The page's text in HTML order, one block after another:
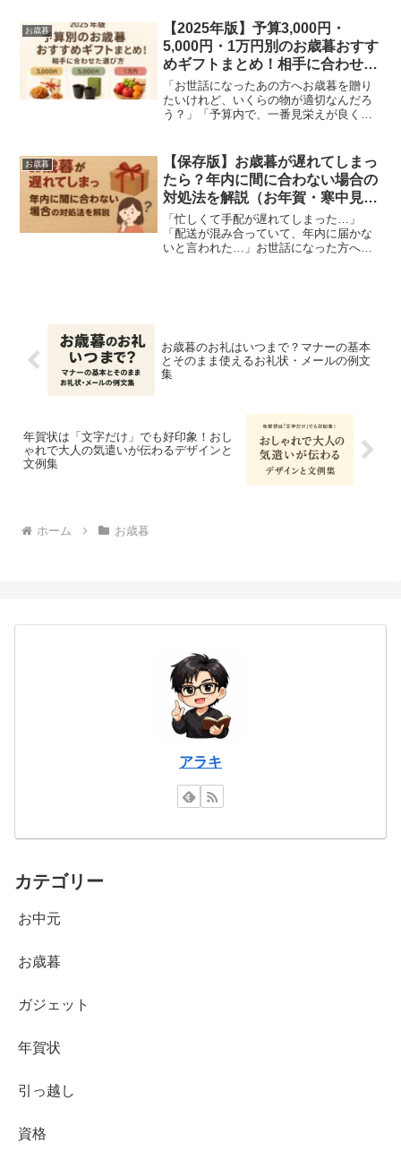
お返し（返礼品）の必要性などのマナー
も解説します。
お歳暮
【2025年版】予算3,000円・
5,000円・1万円別のお歳暮おすす
めギフトまとめ！相手に合わせた
選び方
「お世話になったあの方へお歳暮を贈り
たいけれど、いくらの物が適切なんだろ
う？」「予算内で、一番見栄えが良くて
手との関係性によって相場は決まってお
り、それを大きく外すとマ...
お歳暮
【保存版】お歳暮が遅れてしまっ
たら？年内に間に合わない場合の
対処法を解説（お年賀・寒中見舞
い）
「忙しくて手配が遅れてしまった…」
「配送が混み合っていて、年内に届かな
いと言われた…」お世話になった方へ感
お歳暮のお礼はいつまで？マナーの基本
とそのまま使えるお礼状・メールの例文
集
年賀状は「文字だけ」でも好印象！おし
ゃれで大人の気遣いが伝わるデザインと
文例集
ホーム お歳暮
アラキ
カテゴリー
お中元
お歳暮
ガジェット
年賀状
引っ越し
資格